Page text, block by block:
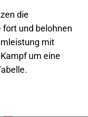
die
fort und belohnen
mit
um eine